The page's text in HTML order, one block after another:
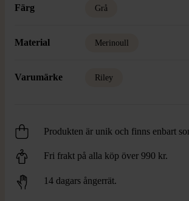
Färg Grå
Material Merinoull
Varumärke Riley
Produkten är unik och finns enbart
Fri frakt på alla köp över 990 kr.
14 dagars ångerrät.